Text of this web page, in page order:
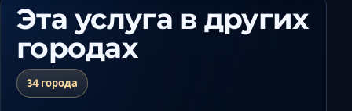
Эта услуга в других
городах
34 города